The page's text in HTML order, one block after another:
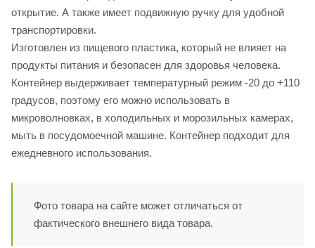
открытие. А также имеет подвижную ручку для удобной
транспортировки.
Изготовлен из пищевого пластика, который не влияет на
продукты питания и безопасен для здоровья человека.
Контейнер выдерживает температурный режим -20 до +110
градусов, поэтому его можно использовать в
микроволновках, в холодильных и морозильных камерах,
мыть в посудомоечной машине. Контейнер подходит для
ежедневного использования.
Фото товара на сайте может отличаться от
фактического внешнего вида товара.